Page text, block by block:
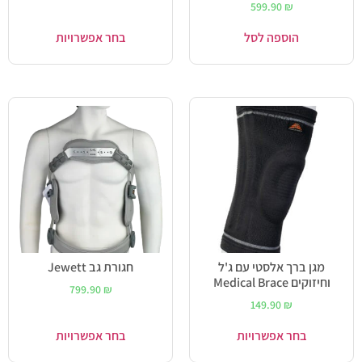
599.90 ₪
הוספה לסל בחר אפשרויות
מגן ברך אלסטי עם ג'ל
וחיזוקים Medical Brace
149.90 ₪
בחר אפשרויות
חגורת גב Jewett
799.90 ₪
בחר אפשרויות